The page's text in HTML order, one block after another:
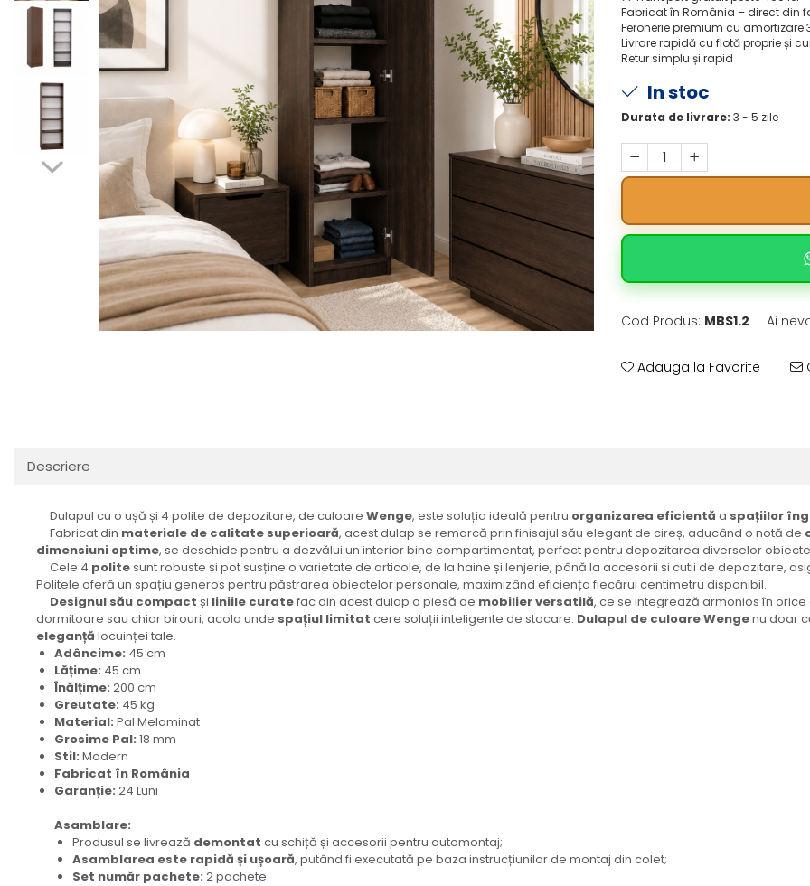
Fabricat în România – direct din
Feronerie premium cu amortizare
Livrare rapidă cu flotă proprie și
Retur simplu și rapid
In stoc
Durata de livrare: 3 - 5 zile
Cod Produs: MBS1.2 Ai
Adauga la Favorite
Descriere
Dulapul cu o ușă și 4 polite de depozitare, de culoare Wenge, este soluția ideală pentru organizarea eficientă a spațiilor
Fabricat din materiale de calitate superioară, acest dulap se remarcă prin finisajul său elegant de cireș, aducând o notă de
dimensiuni optime, se deschide pentru a dezvălui un interior bine compartimentat, perfect pentru depozitarea diverselor
Cele 4 politesunt robuste și pot susține o varietate de articole, de la haine și lenjerie, până la accesorii și cutii de depozitare,
Politele oferă un spațiu generos pentru păstrarea obiectelor personale, maximizând eficiența fiecărui centimetru disponibil.
Designul său compact și liniile curatefac din acest dulap o piesă de mobilier versatilă, ce se integrează armonios în
dormitoare sau chiar birouri, acolo unde spațiul limitat cere soluții inteligente de stocare. Dulapul de culoareWengenu doar
eleganță locuinței tale.
Adâncime: 45 cm
Lățime: 45 cm
Înălțime: 200 cm
Greutate: 45 kg
Material: Pal Melaminat
Grosime Pal: 18 mm
Stil: Modern
Fabricat în România
Garanție: 24 Luni
Asamblare:
Produsul se livrează demontat cu schiță și accesorii pentru automontaj;
Asamblarea este rapidă și ușoară, putând fi executată pe baza instrucțiunilor de montaj din colet;
Set număr pachete: 2 pachete.